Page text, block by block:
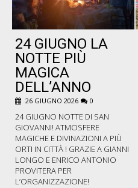
24 GIUGNO LA
NOTTE PIÙ
MAGICA
DELL’ANNO
26 GIUGNO 2026 0
24 GIUGNO NOTTE DI SAN
GIOVANNI! ATMOSFERE
MAGICHE E DIVINAZIONI A PIÙ
ORTI IN CITTÀ ! GRAZIE A GIANNI
LONGO E ENRICO ANTONIO
PROVITERA PER
L’ORGANIZZAZIONE!